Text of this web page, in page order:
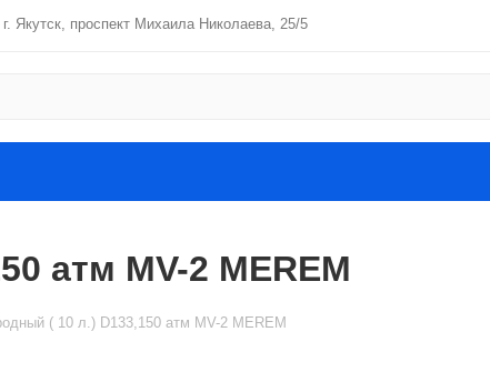
г. Якутск, проспект Михаила Николаева, 25/5
атм MV-2 MEREM
( 10 л.) D133,150 атм MV-2 MEREM